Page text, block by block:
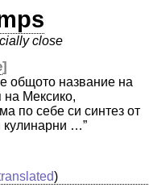
close
]
общото название на
на Мексико,
по себе си синтез от
кулинарни …”
)